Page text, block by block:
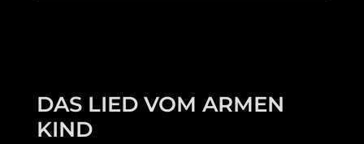
DAS LIED VOM ARMEN
KIND